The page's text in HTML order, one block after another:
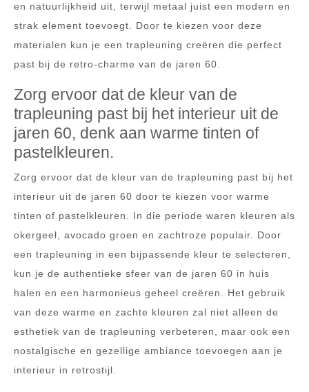
en natuurlijkheid uit, terwijl metaal juist een modern en
strak element toevoegt. Door te kiezen voor deze
materialen kun je een trapleuning creëren die perfect
past bij de retro-charme van de jaren 60.
Zorg ervoor dat de kleur van de
trapleuning past bij het interieur uit de
jaren 60, denk aan warme tinten of
pastelkleuren.
Zorg ervoor dat de kleur van de trapleuning past bij het
interieur uit de jaren 60 door te kiezen voor warme
tinten of pastelkleuren. In die periode waren kleuren als
okergeel, avocado groen en zachtroze populair. Door
een trapleuning in een bijpassende kleur te selecteren,
kun je de authentieke sfeer van de jaren 60 in huis
halen en een harmonieus geheel creëren. Het gebruik
van deze warme en zachte kleuren zal niet alleen de
esthetiek van de trapleuning verbeteren, maar ook een
nostalgische en gezellige ambiance toevoegen aan je
interieur in retrostijl.